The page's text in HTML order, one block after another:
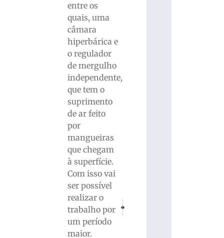
entre os
quais, uma
câmara
hiperbárica e
o regulador
de mergulho
independente,
que tem o
suprimento
de ar feito
por
mangueiras
que chegam
à superfície.
Com isso vai
ser possível
realizar o
trabalho por
um período
maior.
ATUALIZAÇÃO: Colisão entre moto e